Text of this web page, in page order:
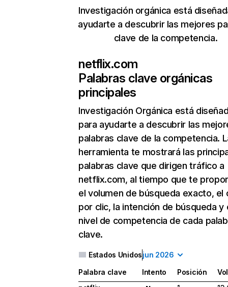
Investigación orgánica está
ayudarte a descubrir las mejores
clave de la competencia.
netflix.com
Palabras clave orgánicas
principales
Investigación Orgánica está
para ayudarte a descubrir las
palabras clave de la competencia.
herramienta te mostrará las
palabras clave que dirigen tráfico a
netflix.com, al tiempo que te
el volumen de búsqueda exacto, el
por clic, la intención de búsqueda y
nivel de competencia de cada
clave.
Estados Unidosjun 2026
Palabra clave Intento Posición